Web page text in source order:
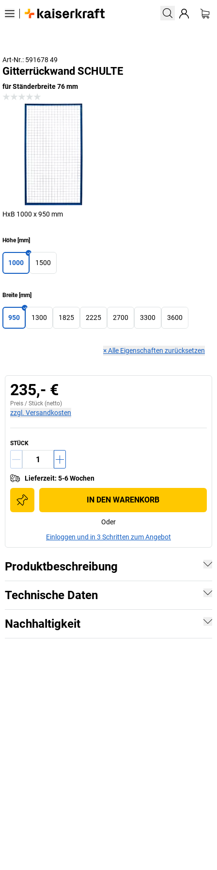
Art-Nr.: 591678 49
Gitterrückwand SCHULTE
für Ständerbreite 76 mm
HxB 1000 x 950 mm
Höhe[mm]
1000 1500
Breite[mm]
950 1300 1825 2225 2700 3300 3600
×Alle Eigenschaften zurücksetzen
235,- €
Preis / Stück (netto)
zzgl. Versandkosten
STÜCK
Lieferzeit: 5-6 Wochen
IN DEN WARENKORB
Oder
Einloggen und in 3 Schritten zum Angebot
Produktbeschreibung
Technische Daten
Nachhaltigkeit